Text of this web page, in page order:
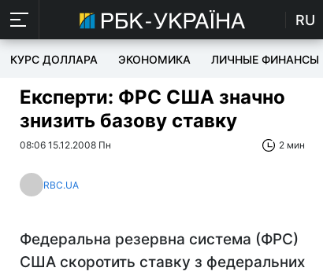
RU
КУРС ДОЛЛАРА ЭКОНОМИКА ЛИЧНЫЕ ФИНАНСЫ
Експерти: ФРС США значно
знизить базову ставку
08:06 15.12.2008 Пн 2 мин
RBC.UA
Федеральна резервна система (ФРС)
США скоротить ставку з федеральних